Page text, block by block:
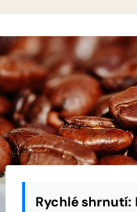
Rychlé shrnutí: